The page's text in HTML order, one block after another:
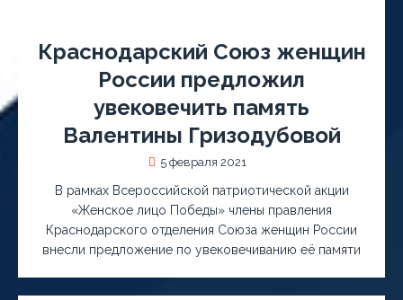
Краснодарский Союз женщин
России предложил
увековечить память
Валентины Гризодубовой
5 февраля 2021
В рамках Всероссийской патриотической акции
«Женское лицо Победы» члены правления
Краснодарского отделения Союза женщин России
внесли предложение по увековечиванию её памяти